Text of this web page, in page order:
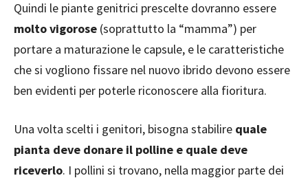
Quindi le piante genitrici prescelte dovranno essere
molto vigorose (soprattutto la “mamma”) per
portare a maturazione le capsule, e le caratteristiche
che si vogliono fissare nel nuovo ibrido devono essere
ben evidenti per poterle riconoscere alla fioritura.
Una volta scelti i genitori, bisogna stabilire quale
pianta deve donare il polline e quale deve
riceverlo. I pollini si trovano, nella maggior parte dei